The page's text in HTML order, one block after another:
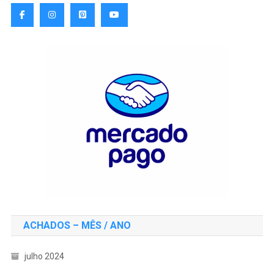
ACHADOS – MÊS / ANO
julho 2024